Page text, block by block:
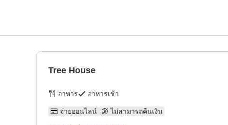
Tree House
อาหาร อาหารเช้า
จ่ายออนไลน์ ไม่สามารถคืนเงิน